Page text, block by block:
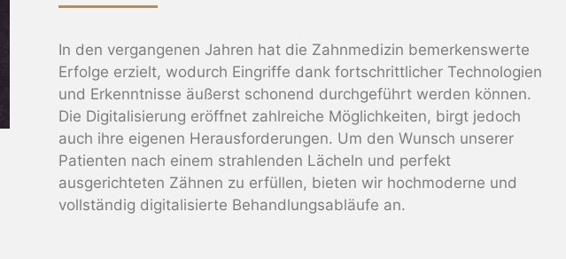
In den vergangenen Jahren hat die Zahnmedizin bemerkenswerte
Erfolge erzielt, wodurch Eingriffe dank fortschrittlicher Technologien
und Erkenntnisse äußerst schonend durchgeführt werden können.
Die Digitalisierung eröffnet zahlreiche Möglichkeiten, birgt jedoch
auch ihre eigenen Herausforderungen. Um den Wunsch unserer
Patienten nach einem strahlenden Lächeln und perfekt
ausgerichteten Zähnen zu erfüllen, bieten wir hochmoderne und
vollständig digitalisierte Behandlungsabläufe an.